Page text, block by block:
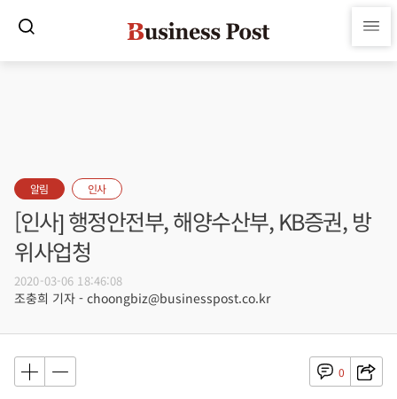
알림 인사
[인사] 행정안전부, 해양수산부, KB증권, 방
위사업청
2020-03-06 18:46:08
조충희 기자 - choongbiz@businesspost.co.kr
0